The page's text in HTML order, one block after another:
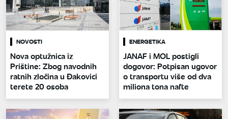
NOVOSTI
Nova optužnica iz
Prištine: Zbog navodnih
ratnih zločina u Đakovici
terete 20 osoba
ENERGETIKA
JANAF i MOL postigli
dogovor: Potpisan ugovor
o transportu više od dva
miliona tona nafte